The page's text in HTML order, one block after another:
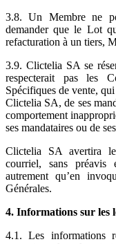
3.8. Un Membre ne
demander que le Lot
refacturation à un tiers,
3.9. Clictelia SA se
respecterait pas les
Spécifiques de vente,
Clictelia SA, de ses
comportement
ses mandataires ou de
Clictelia SA avertira
courriel, sans préavis
autrement qu’en
Générales.
4. Informations sur les
4.1. Les informations